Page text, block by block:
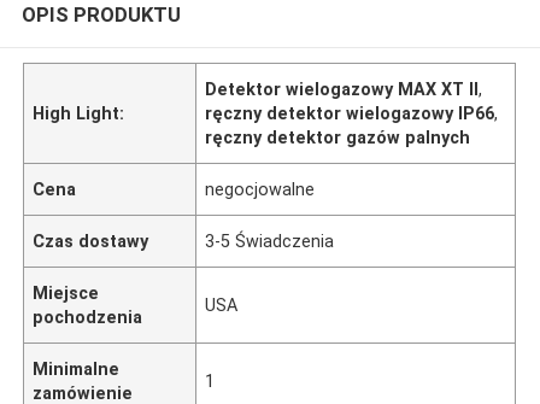
OPIS PRODUKTU
High Light:
Detektor wielogazowy MAX XT II,
​​ręczny detektor wielogazowy IP66,
ręczny detektor gazów palnych
Cena negocjowalne
Czas dostawy 3-5 Świadczenia
Miejsce
pochodzenia
USA
Minimalne
zamówienie
1